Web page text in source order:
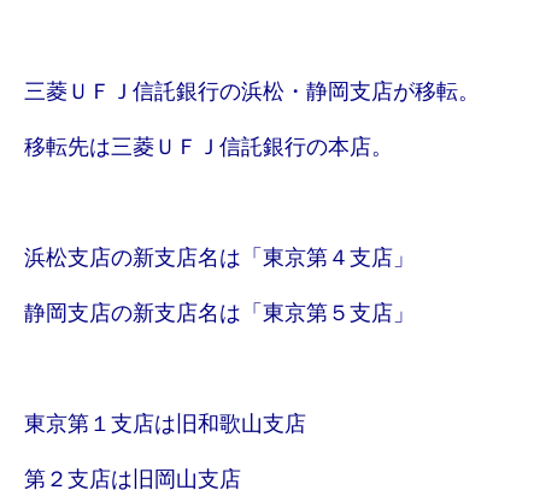
三菱ＵＦＪ信託銀行の浜松・静岡支店が移転。
移転先は三菱ＵＦＪ信託銀行の本店。
浜松支店の新支店名は「東京第４支店」
静岡支店の新支店名は「東京第５支店」
東京第１支店は旧和歌山支店
第２支店は旧岡山支店